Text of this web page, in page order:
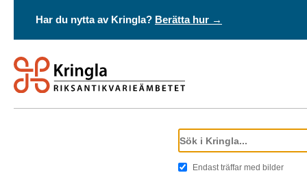
Har du nytta av Kringla? Berätta hur →
Endast träffar med bilder